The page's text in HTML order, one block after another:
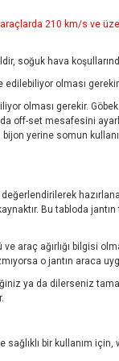
210 km/s ve
soğuk hava
edilebiliyor olması gerekir.
olması gerekir.
off-set mesafesini
bijon yerine somun
Bu tabloda
ağırlığı bilgisi
o jantın araca
ya da dilerseniz
sağlıklı bir kullanım için,